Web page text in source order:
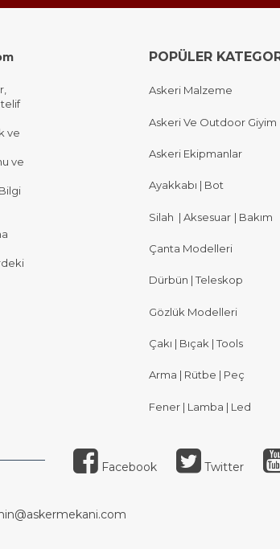
ve
ve
POPÜLER
Askeri Malzeme
Askeri Ve Outdoor Giyim
Askeri Ekipmanlar
Ayakkabı | Bot
Silah | Aksesuar | Bakım
Çanta Modelleri
Dürbün | Teleskop
Gözlük Modelleri
Çakı | Bıçak | Tools
Arma | Rütbe | Peç
Fener | Lamba | Led
Facebook Twitter